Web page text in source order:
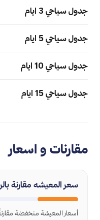
جدول سياحي 3 ايام
جدول سياحي 5 ايام
جدول سياحي 10 ايام
جدول سياحي 15 ايام
مقارنات و اسعار
سعر المعيشه مقارنة
أسعار المعيشة منخفضة